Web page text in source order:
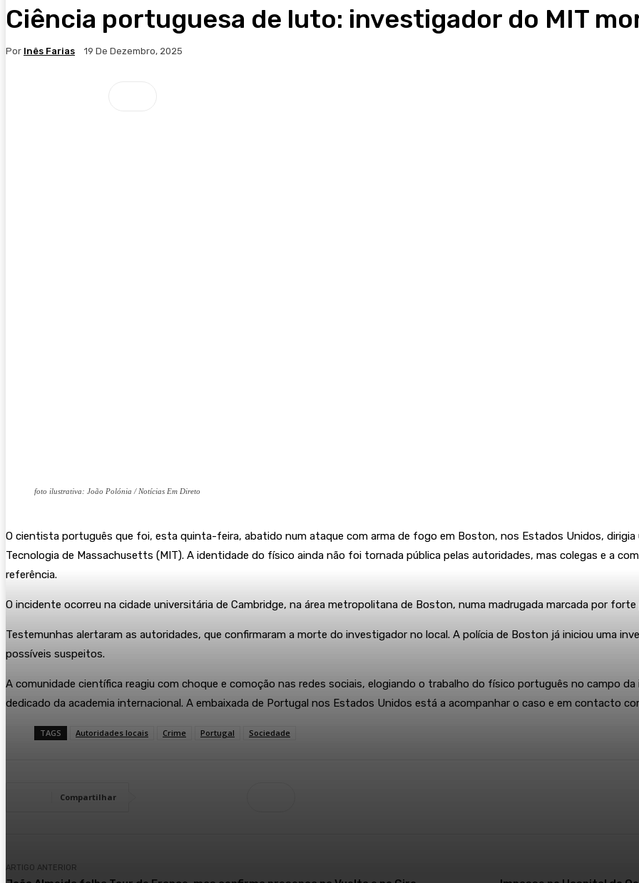
Ciência portuguesa de luto: investigador do MIT
Por Inês Farias 19 De Dezembro, 2025
foto ilustrativa: João Polónia / Notícias Em Direto
O cientista português que foi, esta quinta-feira, abatido num ataque com arma de fogo em Boston, nos Estados Unidos,
Tecnologia de Massachusetts (MIT). A identidade do físico ainda não foi tornada pública pelas autoridades, mas colegas e a
referência.
O incidente ocorreu na cidade universitária de Cambridge, na área metropolitana de Boston, numa madrugada marcada por
Testemunhas alertaram as autoridades, que confirmaram a morte do investigador no local. A polícia de Boston já iniciou uma
possíveis suspeitos.
A comunidade científica reagiu com choque e comoção nas redes sociais, elogiando o trabalho do físico português no campo
dedicado da academia internacional. A embaixada de Portugal nos Estados Unidos está a acompanhar o caso e em contacto
TAGS Autoridades locais Crime Portugal Sociedade
Compartilhar
ARTIGO ANTERIOR